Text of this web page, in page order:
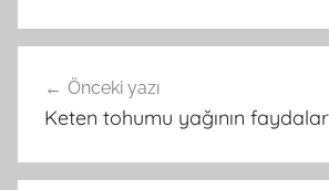
gezinmesi
Önceki yazı
Keten tohumu yağının